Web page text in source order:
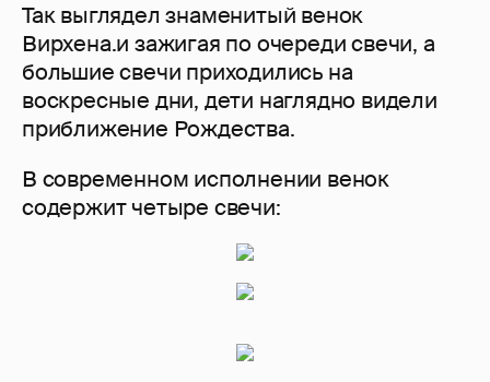
Так выглядел знаменитый венок
Вирхена.и зажигая по очереди свечи, а
большие свечи приходились на
воскресные дни, дети наглядно видели
приближение Рождества.
В современном исполнении венок
содержит четыре свечи: